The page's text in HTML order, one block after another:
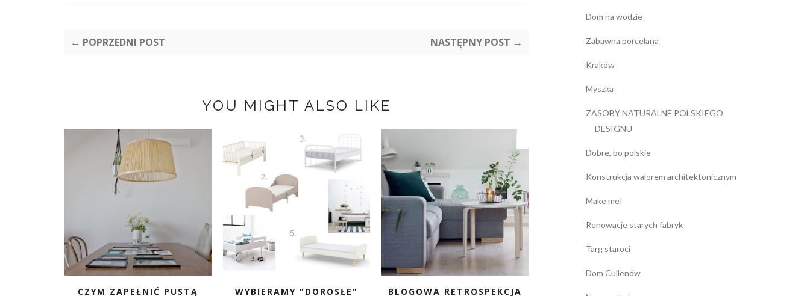
← POPRZEDNI POST NASTĘPNY POST →
YOU MIGHT ALSO LIKE
CZYM ZAPEŁNIĆ PUSTĄ WYBIERAMY "DOROSŁE" BLOGOWA RETROSPEKCJA
Dom na wodzie
Zabawna porcelana
Kraków
Myszka
ZASOBY NATURALNE POLSKIEGO
DESIGNU
Dobre, bo polskie
Konstrukcja walorem architektonicznym
Make me!
Renowacje starych fabryk
Targ staroci
Dom Cullenów